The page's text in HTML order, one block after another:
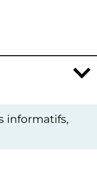
informatifs,